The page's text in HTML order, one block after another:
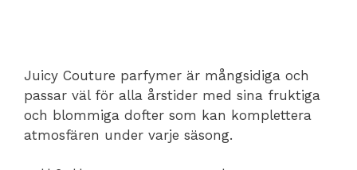
Juicy Couture parfymer är mångsidiga och
passar väl för alla årstider med sina fruktiga
och blommiga dofter som kan komplettera
atmosfären under varje säsong.